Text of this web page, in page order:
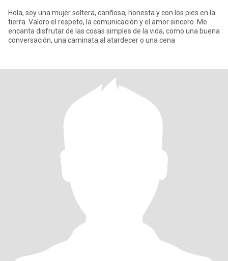
Hola, soy una mujer soltera, cariñosa, honesta y con los pies en la
tierra. Valoro el respeto, la comunicación y el amor sincero. Me
encanta disfrutar de las cosas simples de la vida, como una buena
conversación, una caminata al atardecer o una cena